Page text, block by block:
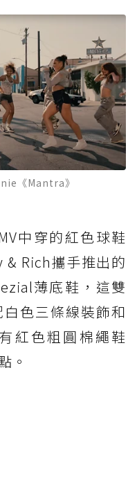
《Mantra》
中穿的紅色球鞋
Rich攜手推出的
薄底鞋，這雙
色三條線裝飾和
紅色粗圓棉繩鞋
。